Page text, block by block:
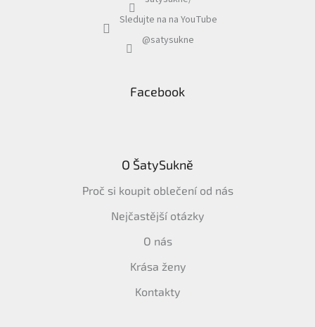
Sledujte na na YouTube
@satysukne
Facebook
O ŠatySukně
Proč si koupit oblečení od nás
Nejčastější otázky
O nás
Krása ženy
Kontakty